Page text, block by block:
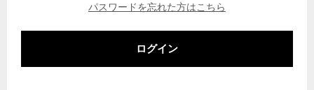
パスワードを忘れた方はこちら
ログイン